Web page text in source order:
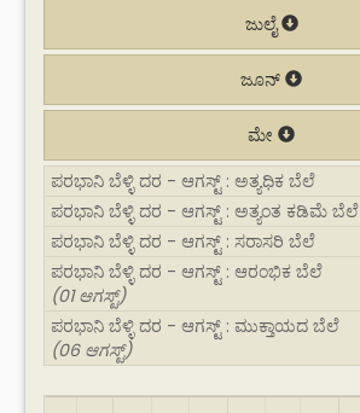
ಜುಲೈ
ಜೂನ್
ಮೇ
ಪರಭಾನಿ ಬೆಳ್ಳಿ ದರ - ಆಗಸ್ಟ್ : ಅತ್ಯಧಿಕ ಬೆಲೆ
ಪರಭಾನಿ ಬೆಳ್ಳಿ ದರ - ಆಗಸ್ಟ್ : ಅತ್ಯಂತ ಕಡಿಮೆ ಬೆಲೆ
ಪರಭಾನಿ ಬೆಳ್ಳಿ ದರ - ಆಗಸ್ಟ್ : ಸರಾಸರಿ ಬೆಲೆ
ಪರಭಾನಿ ಬೆಳ್ಳಿ ದರ - ಆಗಸ್ಟ್ : ಆರಂಭಿಕ ಬೆಲೆ
(01 ಆಗಸ್ಟ್)
ಪರಭಾನಿ ಬೆಳ್ಳಿ ದರ - ಆಗಸ್ಟ್ : ಮುಕ್ತಾಯದ ಬೆಲೆ
(06 ಆಗಸ್ಟ್)